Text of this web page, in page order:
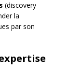
(discovery
la
par son